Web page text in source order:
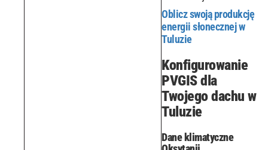
Oblicz swoją produkcję
energii słonecznej w
Tuluzie
Konfigurowanie
PVGIS dla
Twojego dachu w
Tuluzie
Dane klimatyczne